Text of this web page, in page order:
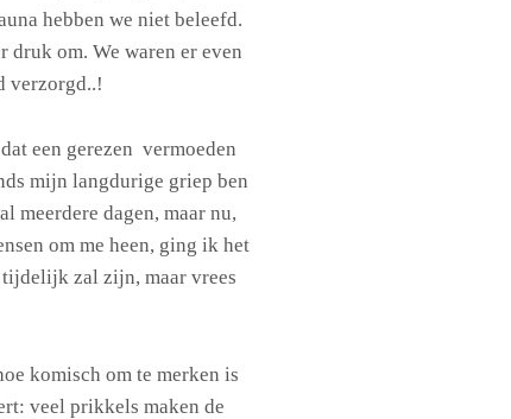
hebben we niet beleefd.
druk om. We waren er even
verzorgd..!
een gerezen vermoeden
mijn langdurige griep ben
meerdere dagen, maar nu,
om me heen, ging ik het
zal zijn, maar vrees
komisch om te merken is
veel prikkels maken de